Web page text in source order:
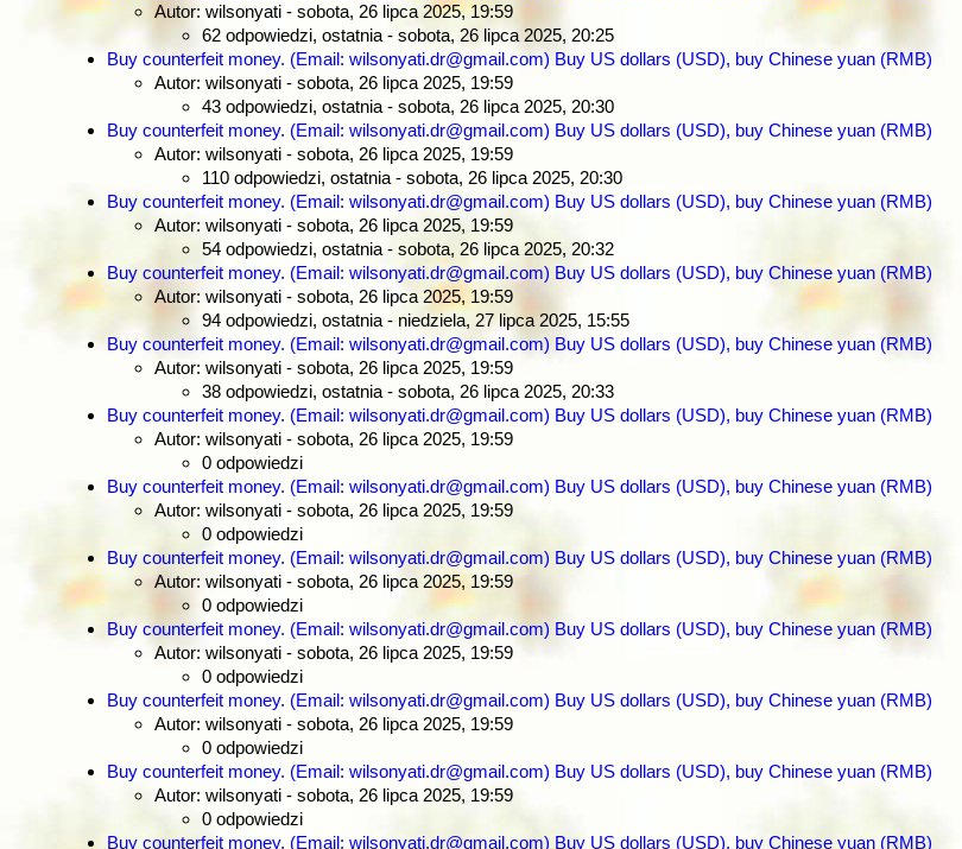
Autor: wilsonyati - sobota, 26 lipca 2025, 19:59
62 odpowiedzi, ostatnia - sobota, 26 lipca 2025, 20:25
Buy counterfeit money. (Email: wilsonyati.dr@gmail.com) Buy US dollars (USD), buy Chinese yuan (RMB)
Autor: wilsonyati - sobota, 26 lipca 2025, 19:59
43 odpowiedzi, ostatnia - sobota, 26 lipca 2025, 20:30
Buy counterfeit money. (Email: wilsonyati.dr@gmail.com) Buy US dollars (USD), buy Chinese yuan (RMB)
Autor: wilsonyati - sobota, 26 lipca 2025, 19:59
110 odpowiedzi, ostatnia - sobota, 26 lipca 2025, 20:30
Buy counterfeit money. (Email: wilsonyati.dr@gmail.com) Buy US dollars (USD), buy Chinese yuan (RMB)
Autor: wilsonyati - sobota, 26 lipca 2025, 19:59
54 odpowiedzi, ostatnia - sobota, 26 lipca 2025, 20:32
Buy counterfeit money. (Email: wilsonyati.dr@gmail.com) Buy US dollars (USD), buy Chinese yuan (RMB)
Autor: wilsonyati - sobota, 26 lipca 2025, 19:59
94 odpowiedzi, ostatnia - niedziela, 27 lipca 2025, 15:55
Buy counterfeit money. (Email: wilsonyati.dr@gmail.com) Buy US dollars (USD), buy Chinese yuan (RMB)
Autor: wilsonyati - sobota, 26 lipca 2025, 19:59
38 odpowiedzi, ostatnia - sobota, 26 lipca 2025, 20:33
Buy counterfeit money. (Email: wilsonyati.dr@gmail.com) Buy US dollars (USD), buy Chinese yuan (RMB)
Autor: wilsonyati - sobota, 26 lipca 2025, 19:59
0 odpowiedzi
Buy counterfeit money. (Email: wilsonyati.dr@gmail.com) Buy US dollars (USD), buy Chinese yuan (RMB)
Autor: wilsonyati - sobota, 26 lipca 2025, 19:59
0 odpowiedzi
Buy counterfeit money. (Email: wilsonyati.dr@gmail.com) Buy US dollars (USD), buy Chinese yuan (RMB)
Autor: wilsonyati - sobota, 26 lipca 2025, 19:59
0 odpowiedzi
Buy counterfeit money. (Email: wilsonyati.dr@gmail.com) Buy US dollars (USD), buy Chinese yuan (RMB)
Autor: wilsonyati - sobota, 26 lipca 2025, 19:59
0 odpowiedzi
Buy counterfeit money. (Email: wilsonyati.dr@gmail.com) Buy US dollars (USD), buy Chinese yuan (RMB)
Autor: wilsonyati - sobota, 26 lipca 2025, 19:59
0 odpowiedzi
Buy counterfeit money. (Email: wilsonyati.dr@gmail.com) Buy US dollars (USD), buy Chinese yuan (RMB)
Autor: wilsonyati - sobota, 26 lipca 2025, 19:59
0 odpowiedzi
Buy counterfeit money. (Email: wilsonyati.dr@gmail.com) Buy US dollars (USD), buy Chinese yuan (RMB)